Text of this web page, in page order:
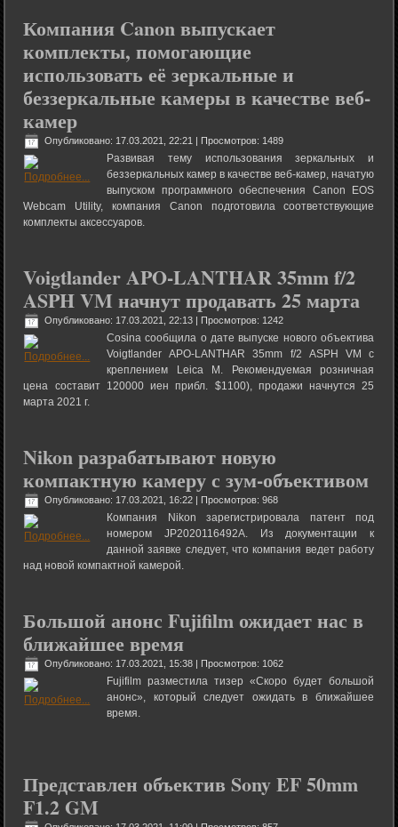
Компания Canon выпускает
комплекты, помогающие
использовать её зеркальные и
беззеркальные камеры в качестве веб-
камер
Опубликовано: 17.03.2021, 22:21 | Просмотров: 1489
Развивая тему использования зеркальных и
беззеркальных камер в качестве веб-камер, начатую
выпуском программного обеспечения Canon EOS
Webcam Utility, компания Canon подготовила соответствующие
комплекты аксессуаров.
Voigtlander APO-LANTHAR 35mm f/2
ASPH VM начнут продавать 25 марта
Опубликовано: 17.03.2021, 22:13 | Просмотров: 1242
Cosina сообщила о дате выпуске нового объектива
Voigtlander APO-LANTHAR 35mm f/2 ASPH VM с
креплением Leica M. Рекомендуемая розничная
цена составит 120000 иен прибл. $1100), продажи начнутся 25
марта 2021 г.
Nikon разрабатывают новую
компактную камеру с зум-объективом
Опубликовано: 17.03.2021, 16:22 | Просмотров: 968
Компания Nikon зарегистрировала патент под
номером JP2020116492A. Из документации к
данной заявке следует, что компания ведет работу
над новой компактной камерой.
Большой анонс Fujifilm ожидает нас в
ближайшее время
Опубликовано: 17.03.2021, 15:38 | Просмотров: 1062
Fujifilm разместила тизер «Скоро будет большой
анонс», который следует ожидать в ближайшее
время.
Представлен объектив Sony EF 50mm
F1.2 GM